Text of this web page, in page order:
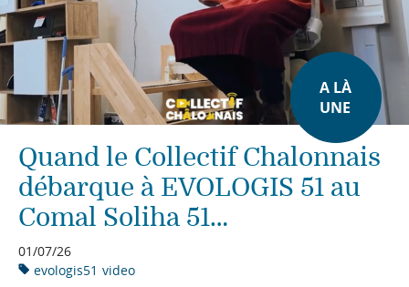
A LÀ
UNE
Quand le Collectif Chalonnais
débarque à EVOLOGIS 51 au
Comal Soliha 51…
01/07/26
evologis51 video